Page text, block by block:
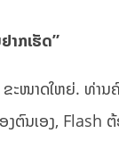
າກເຮັດ”
າດໃຫຍ່. ທ່າ
ຕົນເອງ,